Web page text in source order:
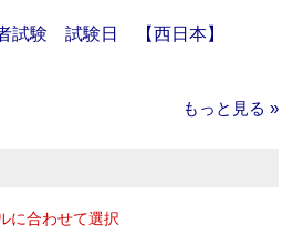
試験 試験日 【西日本】
もっと見る »
に合わせて選択